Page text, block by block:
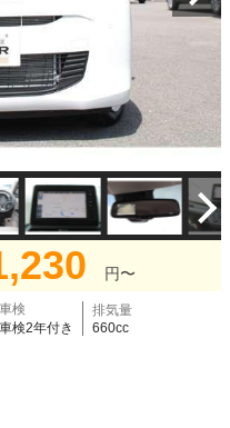
円〜
車検
車検2年付き
排気量
660cc